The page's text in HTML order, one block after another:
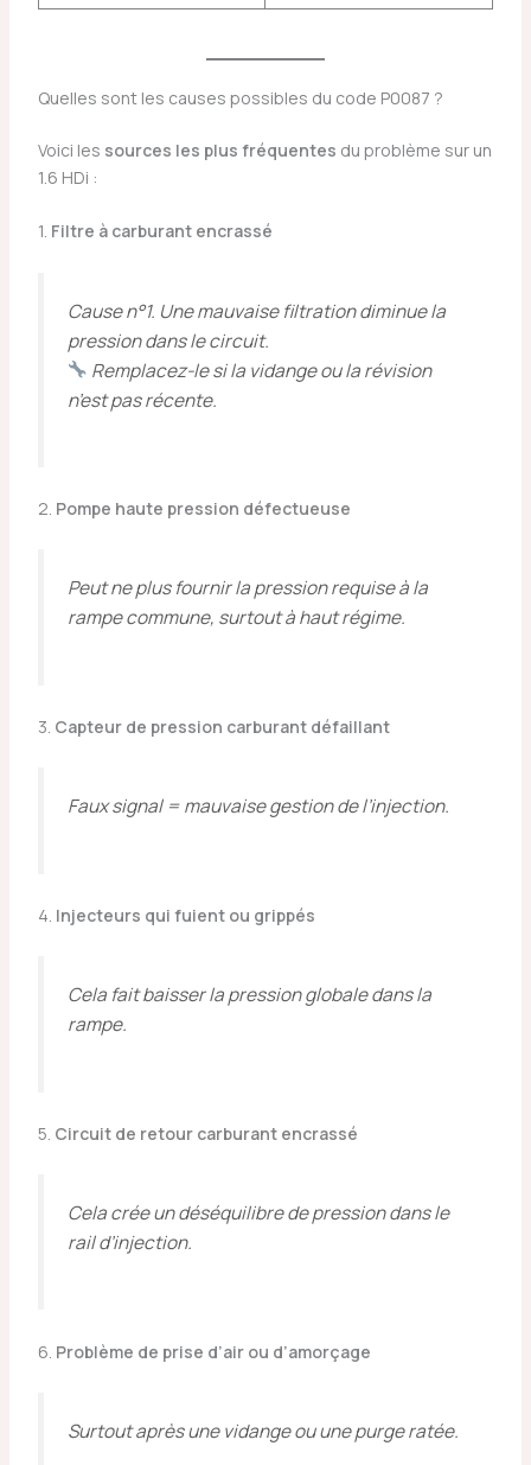
Quelles sont les causes possibles du code P0087 ?
Voici les sources les plus fréquentes du problème sur un
1.6 HDi :
1. Filtre à carburant encrassé
Cause n°1. Une mauvaise filtration diminue la
pression dans le circuit.
Remplacez-le si la vidange ou la révision
n’est pas récente.
2. Pompe haute pression défectueuse
Peut ne plus fournir la pression requise à la
rampe commune, surtout à haut régime.
3. Capteur de pression carburant défaillant
Faux signal = mauvaise gestion de l’injection.
4. Injecteurs qui fuient ou grippés
Cela fait baisser la pression globale dans la
rampe.
5. Circuit de retour carburant encrassé
Cela crée un déséquilibre de pression dans le
rail d’injection.
6. Problème de prise d’air ou d’amorçage
Surtout après une vidange ou une purge ratée.